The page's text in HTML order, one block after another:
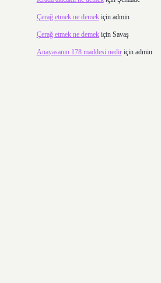
Çerağ etmek ne demekiçin admin
Çerağ etmek ne demekiçin Savaş
Anayasanın 178 maddesi nediriçin admin